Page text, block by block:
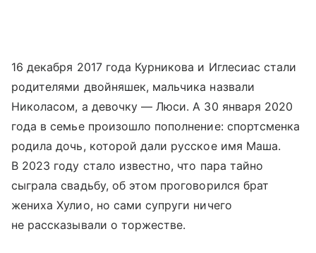
16 декабря 2017 года Курникова и Иглесиас стали
родителями двойняшек, мальчика назвали
Николасом, а девочку — Люси. А 30 января 2020
года в семье произошло пополнение: спортсменка
родила дочь, которой дали русское имя Маша.
В 2023 году стало известно, что пара тайно
сыграла свадьбу, об этом проговорился брат
жениха Хулио, но сами супруги ничего
не рассказывали о торжестве.